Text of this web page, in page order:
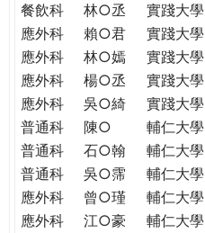
餐飲科
林○丞 實踐大學
應外科
賴○君 實踐大學
應外科
林○嫣 實踐大學
應外科
楊○丞 實踐大學
應外科
吳○綺 實踐大學
普通科
陳○ 輔仁大學
普通科
石○翰 輔仁大學
普通科
吳○霈 輔仁大學
應外科
曾○瑾 輔仁大學
應外科
江○豪 輔仁大學